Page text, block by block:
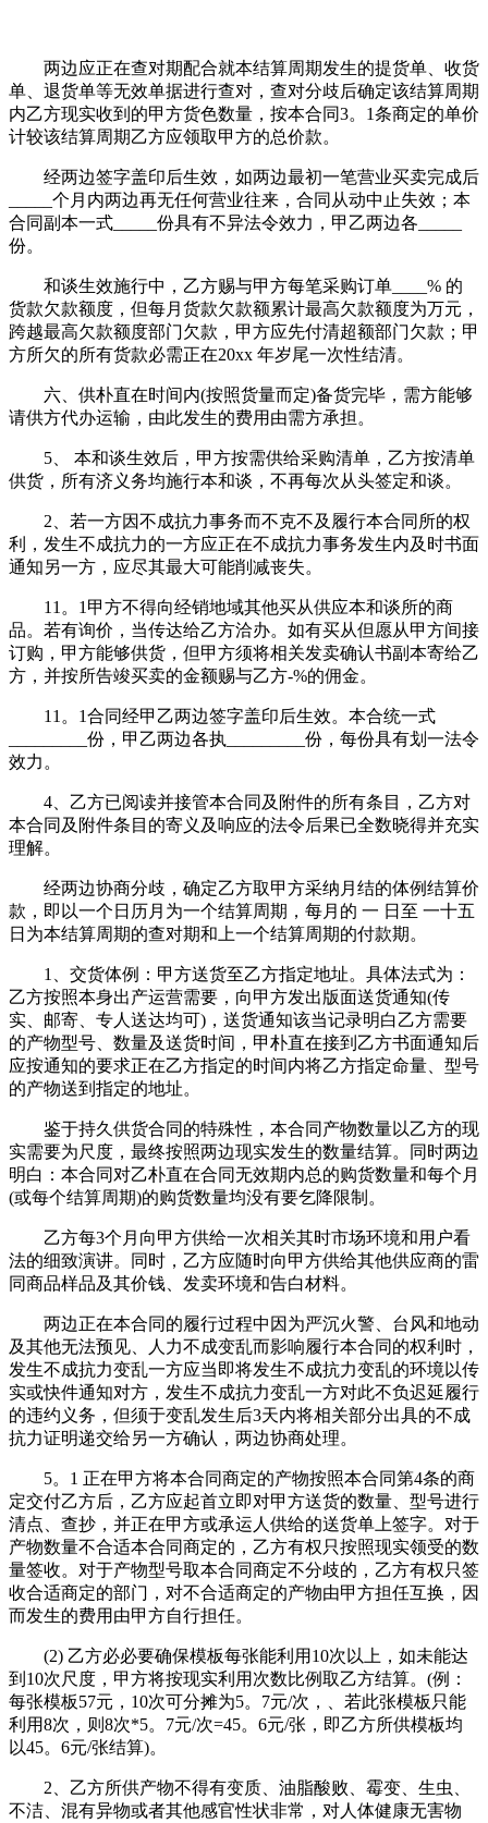
两边应正在查对期配合就本结算周期发生的提货单、收货
单、退货单等无效单据进行查对，查对分歧后确定该结算周期
内乙方现实收到的甲方货色数量，按本合同3。1条商定的单价
计较该结算周期乙方应领取甲方的总价款。
经两边签字盖印后生效，如两边最初一笔营业买卖完成后
_____个月内两边再无任何营业往来，合同从动中止失效；本
合同副本一式_____份具有不异法令效力，甲乙两边各_____
份。
和谈生效施行中，乙方赐与甲方每笔采购订单____% 的
货款欠款额度，但每月货款欠款额累计最高欠款额度为万元，
跨越最高欠款额度部门欠款，甲方应先付清超额部门欠款；甲
方所欠的所有货款必需正在20xx 年岁尾一次性结清。
六、供朴直在时间内(按照货量而定)备货完毕，需方能够
请供方代办运输，由此发生的费用由需方承担。
5、 本和谈生效后，甲方按需供给采购清单，乙方按清单
供货，所有济义务均施行本和谈，不再每次从头签定和谈。
2、若一方因不成抗力事务而不克不及履行本合同所的权
利，发生不成抗力的一方应正在不成抗力事务发生内及时书面
通知另一方，应尽其最大可能削减丧失。
11。1甲方不得向经销地域其他买从供应本和谈所的商
品。若有询价，当传达给乙方洽办。如有买从但愿从甲方间接
订购，甲方能够供货，但甲方须将相关发卖确认书副本寄给乙
方，并按所告竣买卖的金额赐与乙方-%的佣金。
11。1合同经甲乙两边签字盖印后生效。本合统一式
_________份，甲乙两边各执_________份，每份具有划一法令
效力。
4、乙方已阅读并接管本合同及附件的所有条目，乙方对
本合同及附件条目的寄义及响应的法令后果已全数晓得并充实
理解。
经两边协商分歧，确定乙方取甲方采纳月结的体例结算价
款，即以一个日历月为一个结算周期，每月的 一 日至 一十五
日为本结算周期的查对期和上一个结算周期的付款期。
1、交货体例：甲方送货至乙方指定地址。具体法式为：
乙方按照本身出产运营需要，向甲方发出版面送货通知(传
实、邮寄、专人送达均可)，送货通知该当记录明白乙方需要
的产物型号、数量及送货时间，甲朴直在接到乙方书面通知后
应按通知的要求正在乙方指定的时间内将乙方指定命量、型号
的产物送到指定的地址。
鉴于持久供货合同的特殊性，本合同产物数量以乙方的现
实需要为尺度，最终按照两边现实发生的数量结算。同时两边
明白：本合同对乙朴直在合同无效期内总的购货数量和每个月
(或每个结算周期)的购货数量均没有要乞降限制。
乙方每3个月向甲方供给一次相关其时市场环境和用户看
法的细致演讲。同时，乙方应随时向甲方供给其他供应商的雷
同商品样品及其价钱、发卖环境和告白材料。
两边正在本合同的履行过程中因为严沉火警、台风和地动
及其他无法预见、人力不成变乱而影响履行本合同的权利时，
发生不成抗力变乱一方应当即将发生不成抗力变乱的环境以传
实或快件通知对方，发生不成抗力变乱一方对此不负迟延履行
的违约义务，但须于变乱发生后3天内将相关部分出具的不成
抗力证明递交给另一方确认，两边协商处理。
5。1 正在甲方将本合同商定的产物按照本合同第4条的商
定交付乙方后，乙方应起首立即对甲方送货的数量、型号进行
清点、查抄，并正在甲方或承运人供给的送货单上签字。对于
产物数量不合适本合同商定的，乙方有权只按照现实领受的数
量签收。对于产物型号取本合同商定不分歧的，乙方有权只签
收合适商定的部门，对不合适商定的产物由甲方担任互换，因
而发生的费用由甲方自行担任。
(2) 乙方必必要确保模板每张能利用10次以上，如未能达
到10次尺度，甲方将按现实利用次数比例取乙方结算。(例：
每张模板57元，10次可分摊为5。7元/次，、若此张模板只能
利用8次，则8次*5。7元/次=45。6元/张，即乙方所供模板均
以45。6元/张结算)。
2、乙方所供产物不得有变质、油脂酸败、霉变、生虫、
不洁、混有异物或者其他感官性状非常，对人体健康无害物